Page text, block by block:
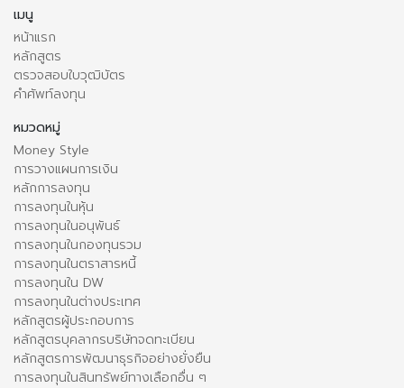
เมนู
หน้าแรก
หลักสูตร
ตรวจสอบใบวุฒิบัตร
คำศัพท์ลงทุน
หมวดหมู่
Money Style
การวางแผนการเงิน
หลักการลงทุน
การลงทุนในหุ้น
การลงทุนในอนุพันธ์
การลงทุนในกองทุนรวม
การลงทุนในตราสารหนี้
การลงทุนใน DW
การลงทุนในต่างประเทศ
หลักสูตรผู้ประกอบการ
หลักสูตรบุคลากรบริษัทจดทะเบียน
หลักสูตรการพัฒนาธุรกิจอย่างยั่งยืน
การลงทุนในสินทรัพย์ทางเลือกอื่น ๆ